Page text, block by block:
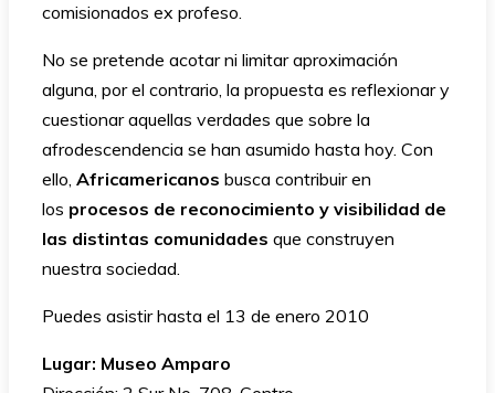
comisionados ex profeso.
No se pretende acotar ni limitar aproximación
alguna, por el contrario, la propuesta es reflexionar y
cuestionar aquellas verdades que sobre la
afrodescendencia se han asumido hasta hoy. Con
ello, Africamericanos busca contribuir en
los procesos de reconocimiento y visibilidad de
las distintas comunidades que construyen
nuestra sociedad.
Puedes asistir hasta el 13 de enero 2010
Lugar: Museo Amparo